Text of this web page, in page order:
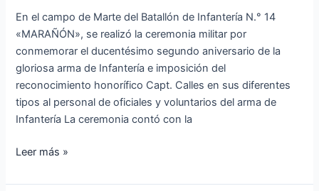
En el campo de Marte del Batallón de Infantería N.° 14
«MARAÑÓN», se realizó la ceremonia militar por
conmemorar el ducentésimo segundo aniversario de la
gloriosa arma de Infantería e imposición del
reconocimiento honorífico Capt. Calles en sus diferentes
tipos al personal de oficiales y voluntarios del arma de
Infantería La ceremonia contó con la
clásico
del
de
infantería
Leer más »